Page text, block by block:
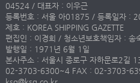
04524 / 대표자 : 이우근
등록번호 : 서울 아01875 / 등록일자 :
제호 : KOREA SHIPPING GAZETTE
편집인 : 이경희 / 청소년보호책임자 :
발행일 : 1971년 6월 1일
본사주소 : 서울시 종로구 자하문로2길
02-3703-6300~4 FAX : 02-3703-